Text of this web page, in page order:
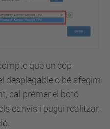
que un cop
desplegable o bé afegim
cal prémer el botó
canvis i pugui realitzar-